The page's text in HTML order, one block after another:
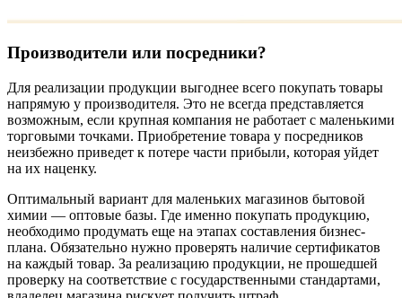
Производители или посредники?
Для реализации продукции выгоднее всего покупать товары
напрямую у производителя. Это не всегда представляется
возможным, если крупная компания не работает с маленькими
торговыми точками. Приобретение товара у посредников
неизбежно приведет к потере части прибыли, которая уйдет
на их наценку.
Оптимальный вариант для маленьких магазинов бытовой
химии — оптовые базы. Где именно покупать продукцию,
необходимо продумать еще на этапах составления бизнес-
плана. Обязательно нужно проверять наличие сертификатов
на каждый товар. За реализацию продукции, не прошедшей
проверку на соответствие с государственными стандартами,